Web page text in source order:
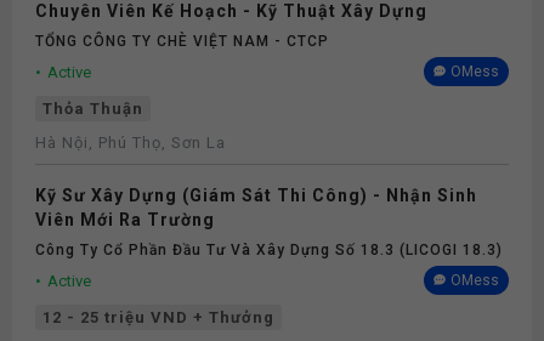
Chuyên Viên Kế Hoạch - Kỹ Thuật Xây Dựng
TỔNG CÔNG TY CHÈ VIỆT NAM - CTCP
Active OMess
Thỏa Thuận
Hà Nội, Phú Thọ, Sơn La
Kỹ Sư Xây Dựng (Giám Sát Thi Công) - Nhận Sinh
Viên Mới Ra Trường
Công Ty Cổ Phần Đầu Tư Và Xây Dựng Số 18.3 (LICOGI 18.3)
Active OMess
12 - 25 triệu VND + Thưởng